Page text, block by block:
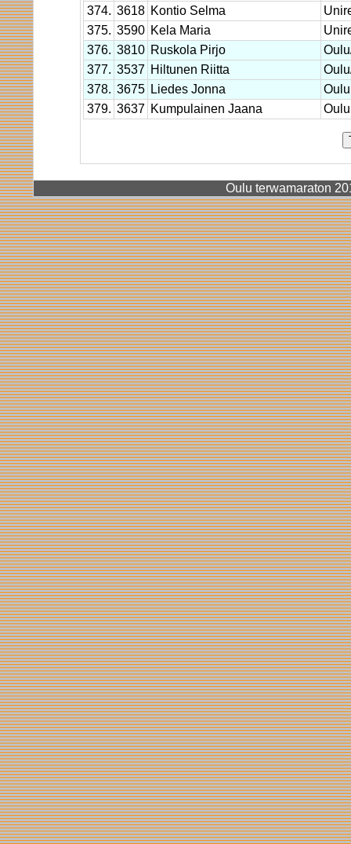
374. 3618 Kontio Selma
375. 3590 Kela Maria
376. 3810 Ruskola Pirjo
377. 3537 Hiltunen Riitta
378. 3675 Liedes Jonna
379. 3637 Kumpulainen Jaana
Oulu terwamaraton